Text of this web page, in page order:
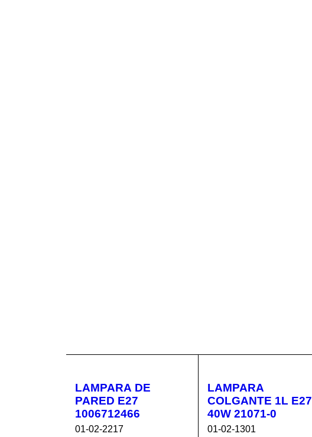
LAMPARA DE
PARED E27
1006712466
01-02-2217
LAMPARA
COLGANTE 1L E27
40W 21071-0
01-02-1301